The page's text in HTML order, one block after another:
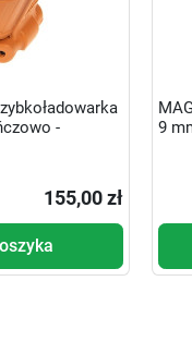
-
155,00 zł
9